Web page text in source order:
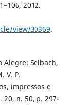
2012.
view/30369.
Alegre: Selbach,
V. P.
impressos e
20, n. 50, p. 297-